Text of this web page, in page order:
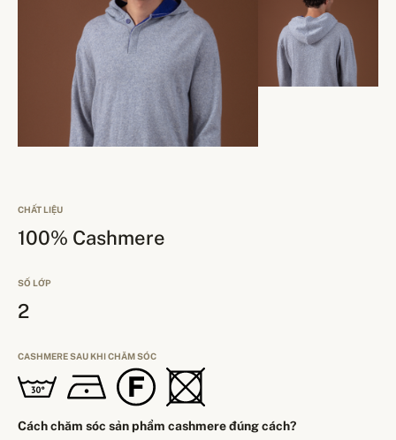
CHẤT LIỆU
100% Cashmere
SỐ LỚP
2
CASHMERE SAU KHI CHĂM SÓC
Cách chăm sóc sản phẩm cashmere đúng cách?